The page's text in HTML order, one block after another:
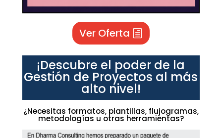
Ver Oferta
¡Descubre el poder de la
Gestión de Proyectos al más
alto nivel!
¿Necesitas formatos, plantillas, flujogramas,
metodologías u otras herramientas?